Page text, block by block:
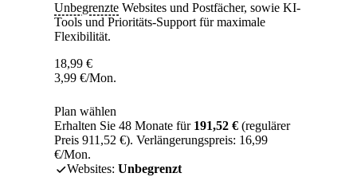
Unbegrenzte Websites und Postfächer, sowie KI-
Tools und Prioritäts-Support für maximale
Flexibilität.
18,99 €
3,99 €/Mon.
Plan wählen
Erhalten Sie 48 Monate für 191,52 € (regulärer
Preis 911,52 €). Verlängerungspreis: 16,99
€/Mon.
Websites: Unbegrenzt